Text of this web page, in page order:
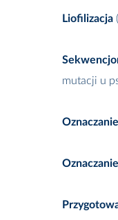
Liofilizacja
mutacji u